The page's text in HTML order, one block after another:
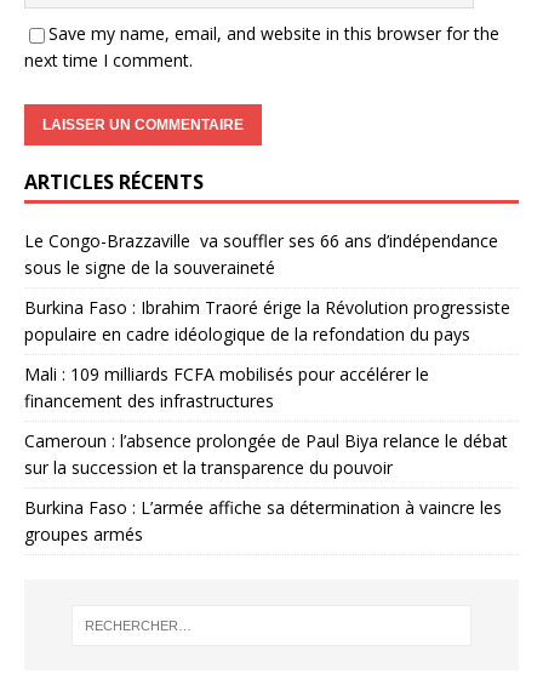
Save my name, email, and website in this browser for the
next time I comment.
ARTICLES RÉCENTS
Le Congo-Brazzaville va souffler ses 66 ans d’indépendance
sous le signe de la souveraineté
Burkina Faso : Ibrahim Traoré érige la Révolution progressiste
populaire en cadre idéologique de la refondation du pays
Mali : 109 milliards FCFA mobilisés pour accélérer le
financement des infrastructures
Cameroun : l’absence prolongée de Paul Biya relance le débat
sur la succession et la transparence du pouvoir
Burkina Faso : L’armée affiche sa détermination à vaincre les
groupes armés